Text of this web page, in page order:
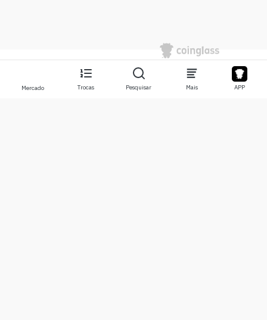
Mercado Trocas Pesquisar Mais APP